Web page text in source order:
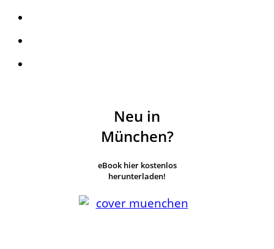
Neu in
München?
eBook hier kostenlos
herunterladen!